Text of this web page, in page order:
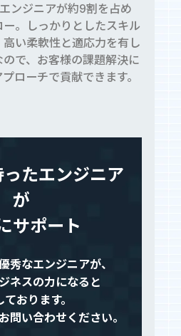
ンジニアが約9割を占め
。しっかりとしたスキル
い柔軟性と適応力を有し
で、お客様の課題解決に
ローチで貢献できます。
たエンジニア
が
サポート
秀なエンジニアが、
ネスの力になると
おります。
問い合わせください。